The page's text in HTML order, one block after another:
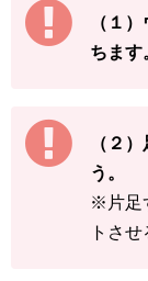
（１
ちます
（２
う。
※片足
トさせ